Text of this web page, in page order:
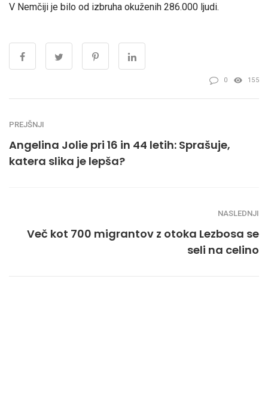
V Nemčiji je bilo od izbruha okuženih 286.000 ljudi.
0 155
PREJŠNJI
Angelina Jolie pri 16 in 44 letih: Sprašuje,
katera slika je lepša?
NASLEDNJI
Več kot 700 migrantov z otoka Lezbosa se
seli na celino